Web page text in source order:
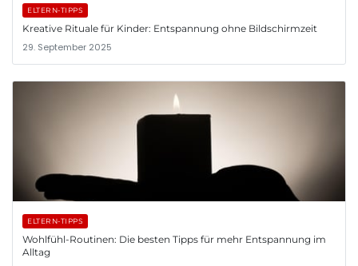
ELTERN-TIPPS
Kreative Rituale für Kinder: Entspannung ohne Bildschirmzeit
29. September 2025
ELTERN-TIPPS
Wohlfühl-Routinen: Die besten Tipps für mehr Entspannung im
Alltag